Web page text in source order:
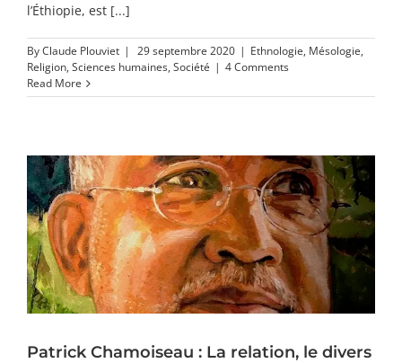
l’Éthiopie, est [...]
ByClaude Plouviet | 29 septembre 2020 | Ethnologie, Mésologie,
Religion, Sciences humaines, Société | 4 Comments
Read More
Patrick Chamoiseau : La relation, le divers